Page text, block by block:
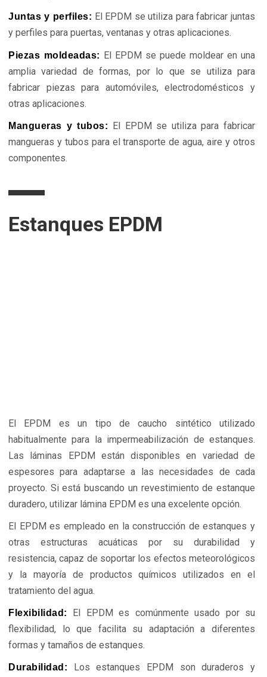
Juntas y perfiles: El EPDM se utiliza para fabricar juntas
y perfiles para puertas, ventanas y otras aplicaciones.
Piezas moldeadas: El EPDM se puede moldear en una
amplia variedad de formas, por lo que se utiliza para
fabricar piezas para automóviles, electrodomésticos y
otras aplicaciones.
Mangueras y tubos: El EPDM se utiliza para fabricar
mangueras y tubos para el transporte de agua, aire y otros
componentes.
Estanques EPDM
El EPDM es un tipo de caucho sintético utilizado
habitualmente para la impermeabilización de estanques.
Las láminas EPDM están disponibles en variedad de
espesores para adaptarse a las necesidades de cada
proyecto. Si está buscando un revestimiento de estanque
duradero, utilizar lámina EPDM es una excelente opción.
El EPDM es empleado en la construcción de estanques y
otras estructuras acuáticas por su durabilidad y
resistencia, capaz de soportar los efectos meteorológicos
y la mayoría de productos químicos utilizados en el
tratamiento del agua.
Flexibilidad:
El EPDM es comúnmente usado por su
flexibilidad, lo que facilita su adaptación a diferentes
formas y tamaños de estanques.
Durabilidad: Los estanques EPDM son duraderos y